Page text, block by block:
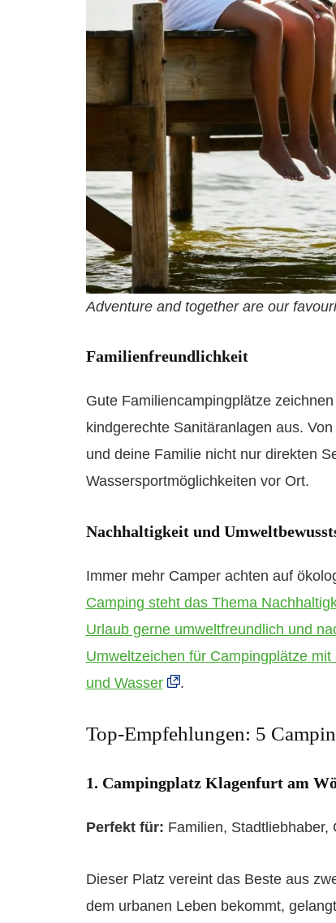
Adventure and together are our
Familienfreundlichkeit
Gute Familiencampingplätze
kindgerechte Sanitäranlagen aus.
und deine Familie nicht nur direkten
Wassersportmöglichkeiten vor Ort.
Nachhaltigkeit und
Immer mehr Camper achten auf
Camping steht das Thema
Urlaub gerne umweltfreundlich und
Umweltzeichen für Campingplätze
und Wasser
.
Top-Empfehlungen: 5
1. Campingplatz Klagenfurt am
Perfekt für: Familien, Stadtliebhaber,
Dieser Platz vereint das Beste aus
dem urbanen Leben bekommt,